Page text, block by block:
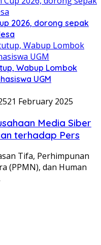
2026, dorong sepak
Wabup Lombok
UGM
21 February 2025
Media Siber
terhadap Pers
Tifa, Perhimpunan
(PPMN), dan Human